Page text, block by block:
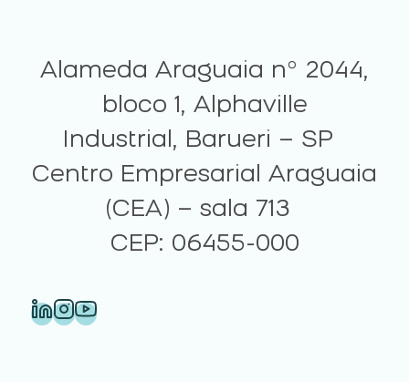
Alameda Araguaia nº 2044,
bloco 1, Alphaville
Industrial, Barueri – SP
Centro Empresarial Araguaia
(CEA) – sala 713
CEP: 06455-000